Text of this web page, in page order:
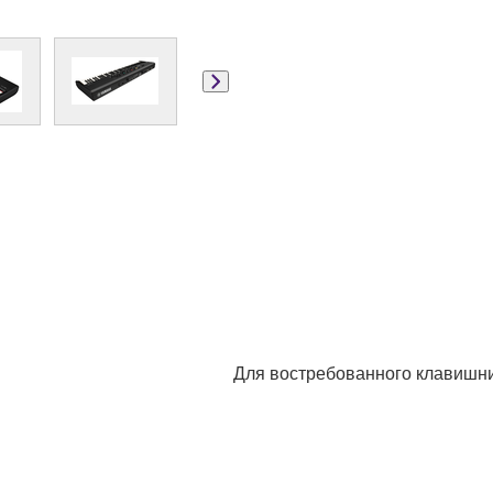
Для востребованного